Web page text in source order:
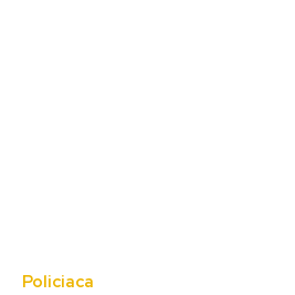
Policiaca